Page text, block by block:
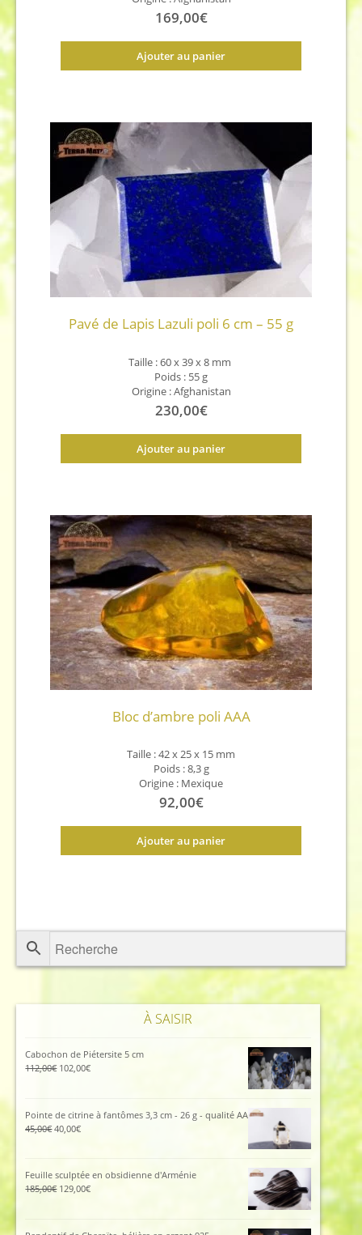
169,00€
Ajouter au panier
Pavé de Lapis Lazuli poli 6 cm – 55 g
Taille : 60 x 39 x 8 mm
Poids : 55 g
Origine : Afghanistan
230,00€
Ajouter au panier
Bloc d’ambre poli AAA
Taille : 42 x 25 x 15 mm
Poids : 8,3 g
Origine : Mexique
92,00€
Ajouter au panier
À SAISIR
Cabochon de Piétersite 5 cm
112,00€ Le
112,00€.
102,00€Le
est :
102,00€.
Pointe de citrine à fantômes 3,3 cm - 26 g - qualité AA
45,00€Le
45,00€.
40,00€Le
est :
Feuille sculptée en obsidienne d'Arménie
185,00€ Le
129,00€Le